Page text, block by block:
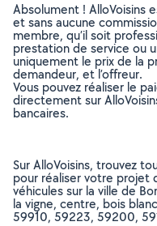
Absolument ! AlloVoisins
et sans aucune
membre, qu’il soit
prestation de service ou
uniquement le prix de la
demandeur, et l’offreur.
Vous pouvez réaliser le
directement sur
bancaires.
Sur AlloVoisins, trouvez
pour réaliser votre projet
véhicules sur la ville de
la vigne, centre, bois
59910, 59223, 59200,